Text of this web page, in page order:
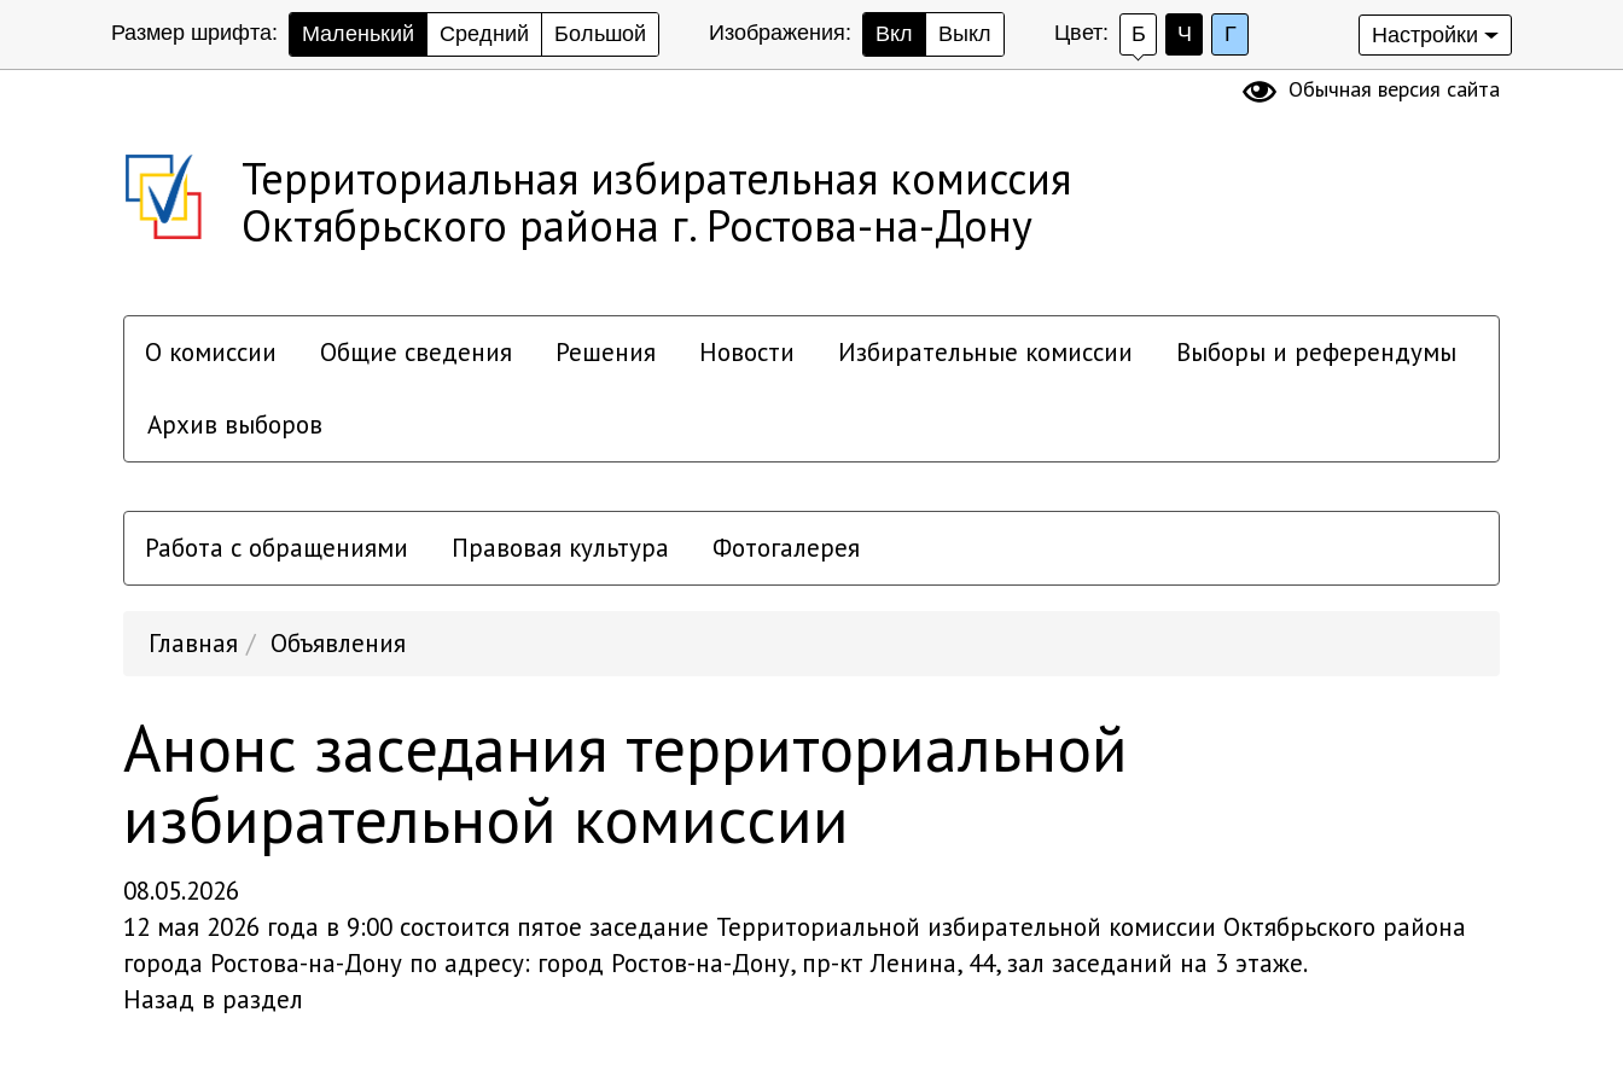
Размер шрифта: Маленький Средний Большой Изображения: Вкл Выкл Цвет: Б Ч Г Настройки
Обычная версия сайта
Территориальная избирательная комиссия
Октябрьского района г. Ростова-на-Дону
О комиссии Общие сведения Решения Новости Избирательные комиссии Выборы и референдумы
Архив выборов
Работа с обращениями Правовая культура Фотогалерея
Главная Объявления
Анонс заседания территориальной
избирательной комиссии
08.05.2026
12 мая 2026 года в 9:00 состоится пятое заседание Территориальной избирательной комиссии Октябрьского района
города Ростова-на-Дону по адресу: город Ростов-на-Дону, пр-кт Ленина, 44, зал заседаний на 3 этаже.
Назад в раздел